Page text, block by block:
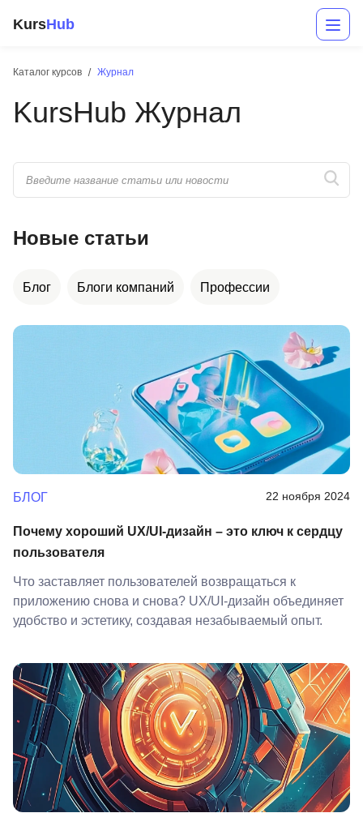
KursHub
Каталог курсов Журнал
KursHub Журнал
Новые статьи
Блог Блоги компаний Профессии
БЛОГ 22 ноября 2024
Почему хороший UX/UI-дизайн – это ключ к сердцу
пользователя
Что заставляет пользователей возвращаться к
приложению снова и снова? UX/UI-дизайн объединяет
удобство и эстетику, создавая незабываемый опыт.
Дизайн
Иностранные языки
Рейтинг онлайн-школ